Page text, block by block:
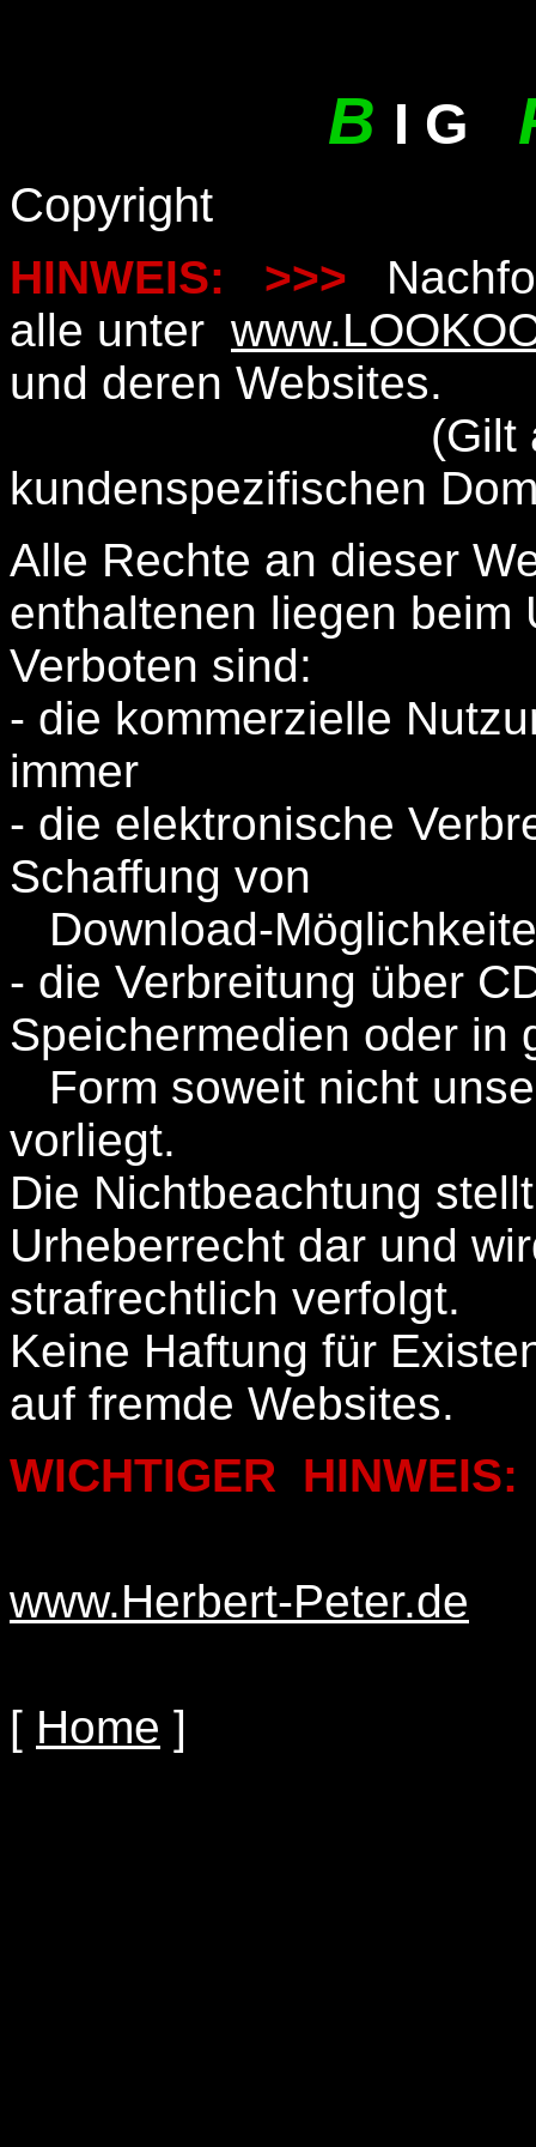
B I G
Copyright
HINWEIS: >>>
alle unter
und deren Websites.
(Gilt auch für
kundenspezifischen
Alle Rechte an dieser
enthaltenen liegen beim
Verboten sind:
- die kommerzielle
immer
- die elektronische
Schaffung von
Download-
- die Verbreitung über
Speichermedien oder in
Form soweit nicht
vorliegt.
Die Nichtbeachtung
Urheberrecht dar und
strafrechtlich verfolgt.
Keine Haftung für
auf fremde Websites.
WICHTIGER HINWEIS:
www.Herbert-Peter.de
[ Home ]